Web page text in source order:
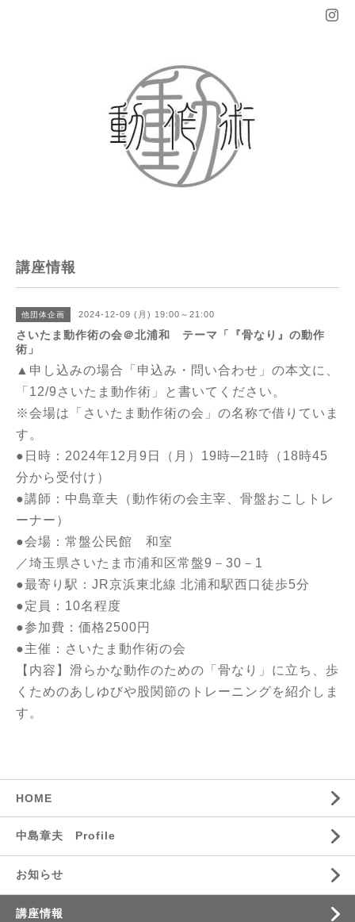
講座情報
他団体企画 2024-12-09 (月) 19:00～21:00
さいたま動作術の会＠北浦和 テーマ「『骨なり』の動作
術」
▲申し込みの場合 「申込み・問い合わせ」 の本文に、
「12/9さいたま動作術」と書いてください。
※会場は「さいたま動作術の会」の名称で借りていま
す。
●日時：2024年12月9日（月）19時─21時（18時45
分から受付け）
●講師：中島章夫（動作術の会主宰、骨盤おこしトレ
ーナー）
●会場：常盤公民館 和室
／埼玉県さいたま市浦和区常盤9－30－1
●最寄り駅：JR京浜東北線 北浦和駅西口徒歩5分
●定員：10名程度
●参加費：価格2500円
●主催：さいたま動作術の会
【内容】滑らかな動作のための「骨なり」に立ち、歩
くためのあしゆびや股関節のトレーニングを紹介しま
す。
HOME
中島章夫 Profile
お知らせ
講座情報